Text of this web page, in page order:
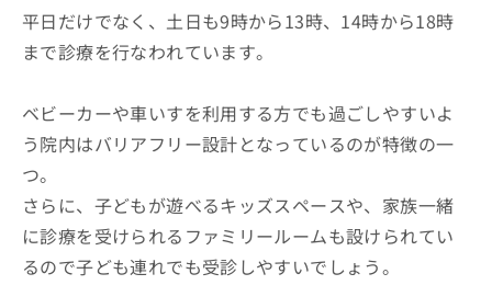
平日だけでなく、土日も9時から13時、14時から18時
まで診療を行なわれています。
ベビーカーや車いすを利用する方でも過ごしやすいよ
う院内はバリアフリー設計となっているのが特徴の一
つ。
さらに、子どもが遊べるキッズスペースや、家族一緒
に診療を受けられるファミリールームも設けられてい
るので子ども連れでも受診しやすいでしょう。